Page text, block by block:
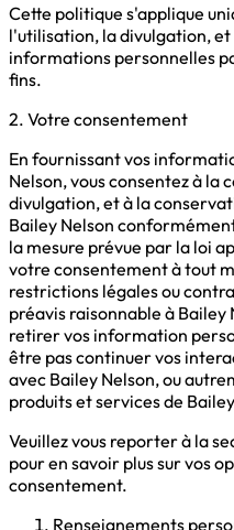
Cette politique s'applique
l'utilisation, la divulgation,
informations personnelles
fins.
2. Votre consentement
En fournissant vos
Nelson, vous consentez à la
divulgation, et à la
Bailey Nelson
la mesure prévue par la loi
votre consentement à tout
restrictions légales ou
préavis raisonnable à Bailey
retirer vos information
être pas continuer vos
avec Bailey Nelson, ou
produits et services de
Veuillez vous reporter à la
pour en savoir plus sur vos
consentement.
Renseignements